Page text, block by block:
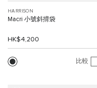
HARRISON
Macri 小號斜揹袋
HK$4,200
比較